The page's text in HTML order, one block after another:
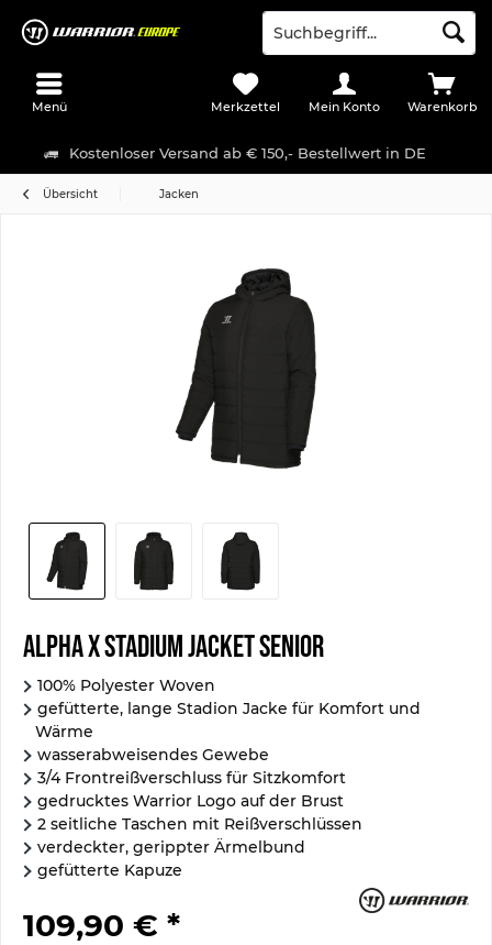
Kostenloser Versand ab € 150,- Bestellwert in DE
Menü Warenkorb
Merkzettel Mein Konto
Übersicht Jacken
Alpha X Stadium Jacket Senior
100% Polyester Woven
gefütterte, lange Stadion Jacke für Komfort und
Wärme
wasserabweisendes Gewebe
3/4 Frontreißverschluss für Sitzkomfort
gedrucktes Warrior Logo auf der Brust
2 seitliche Taschen mit Reißverschlüssen
verdeckter, gerippter Ärmelbund
gefütterte Kapuze
109,90 € *